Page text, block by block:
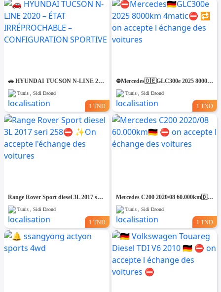
🚗 HYUNDAI TUCSON N-LINE 2020 – ÉTAT IRRÉPROCHABLE – CONFIGURATION SPORTIVE
Tunis , Sidi Daoud
1 TND
⛔️Mercedes🇩🇪GLC300e 2025 8000km 4matic⛔️ 🔁 on accepte l échange des voitures
Tunis , Sidi Daoud
1 TND
Range Rover Sport diesel 3L 2017 seri 258⛔️ ✨️On accepte l'échange des voitures
Tunis , Sidi Daoud
1 TND
Mercedes C200 2020/08 60.000km🇩🇪 ⛔️ on accepte l échange des voitures
Tunis , Sidi Daoud
1 TND